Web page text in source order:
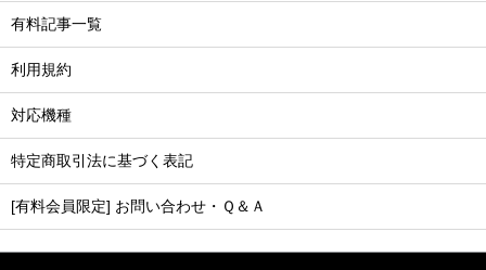
有料記事一覧
利用規約
対応機種
特定商取引法に基づく表記
[有料会員限定] お問い合わせ・Ｑ＆Ａ